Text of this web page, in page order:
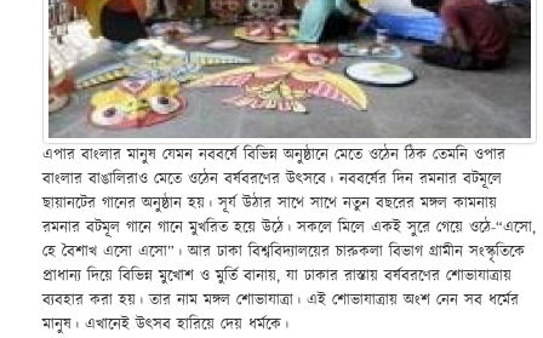
এপার বাংলার মানুষ যেমন নববর্ষে বিভিন্ন অনুষ্ঠানে মেতে ওঠেন ঠিক তেমনি ওপার
বাংলার বাঙালিরাও মেতে ওঠেন বর্ষবরণের উৎসবে। নববর্ষের দিন রমনার বটমূলে
ছায়ানটের গানের অনুষ্ঠান হয়। সূর্য উঠার সাথে সাথে নতুন বছরের মঙ্গল কামনায়
রমনার বটমূল গানে গানে মুখরিত হয়ে উঠে। সকলে মিলে একই সুরে গেয়ে ওঠে-“এসো,
হে বৈশাখ এসো এসো”। আর ঢাকা বিশ্ববিদ্যালয়ের চারুকলা বিভাগ গ্রামীন সংস্কৃতিকে
প্রাধান্য দিয়ে বিভিন্ন মুখোশ ও মুর্তি বানায়, যা ঢাকার রাস্তায় বর্ষবরণের শোভাযাত্রায়
ব্যবহার করা হয়। তার নাম মঙ্গল শোভাযাত্রা। এই শোভাযাত্রায় অংশ নেন সব ধর্মের
মানুষ। এখানেই উৎসব হারিয়ে দেয় ধর্মকে।